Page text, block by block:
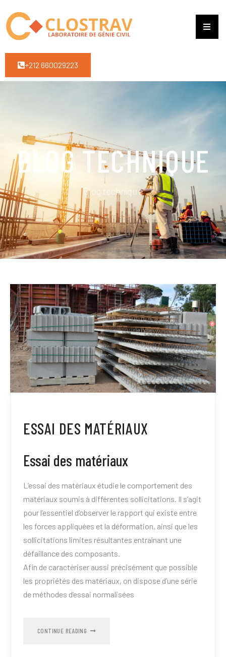
+212 660029223
BLOG TECHNIQUE
Blog technique
ESSAI DES MATÉRIAUX
Essai des matériaux
L’essai des matériaux étudie le comportement des
matériaux soumis à différentes sollicitations. Il s’agit
pour l’essentiel d’observer le rapport qui existe entre
les forces appliquées et la déformation, ainsi que les
sollicitations limites résultantes entraînant une
défaillance des composants.
Afin de caractériser aussi précisément que possible
les propriétés des matériaux, on dispose d’une série
de méthodes d’essai normalisées
CONTINUE READING